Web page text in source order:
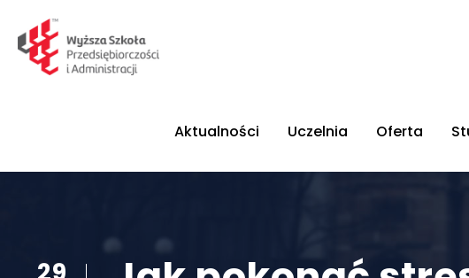
Aktualności Uczelnia Oferta